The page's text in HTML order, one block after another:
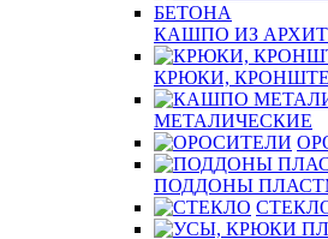
КАШПО ИЗ
КРЮКИ,
МЕТАЛИЧЕСКИЕ
ПОДДОНЫ